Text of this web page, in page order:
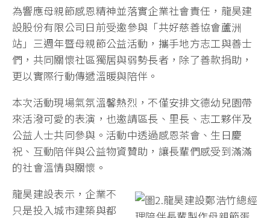
為響應母親節感恩精神並落實企業社會責任，龍昊建
設股份有限公司日前受邀參與「共好慈善協會蘆洲
站」三週年暨母親節公益活動，攜手地方志工與善士
們，共同關懷社區獨居與弱勢長者，除了善款捐助，
更以實際行動傳遞溫暖與陪伴。
本次活動現場氣氛溫馨熱烈，不僅安排文德幼兒園帶
來活潑可愛的表演，也邀請區長、里長、志工夥伴及
公益人士共同參與。活動中透過感恩茶會、生日慶
祝、互動陪伴與公益物資贊助，讓長輩們感受到滿滿
的社會溫情與關懷。
龍昊建設表示，企業不
只是投入城市建築與都